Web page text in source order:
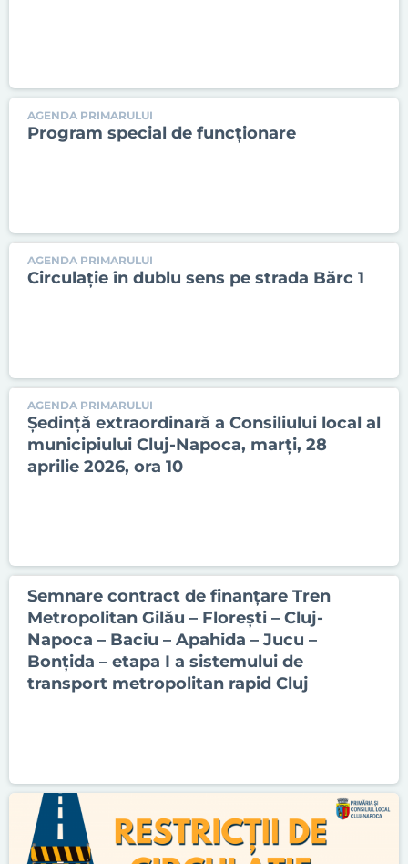
AGENDA PRIMARULUI
Program special de funcționare
AGENDA PRIMARULUI
Circulație în dublu sens pe strada Bărc 1
AGENDA PRIMARULUI
Ședinţă extraordinară a Consiliului local al
municipiului Cluj-Napoca, marți, 28
aprilie 2026, ora 10
Semnare contract de finanțare Tren
Metropolitan Gilău – Floreşti – Cluj-
Napoca – Baciu – Apahida – Jucu –
Bonţida – etapa I a sistemului de
transport metropolitan rapid Cluj